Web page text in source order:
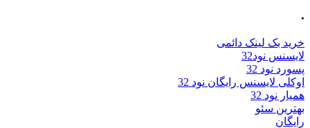
.
خرید بک لینک دائمی
لایسنس نود32
پسورد نود 32
اوکلی لایسنس رایگان نود 32
همیار نود 32
بهترین سئو
رایگان